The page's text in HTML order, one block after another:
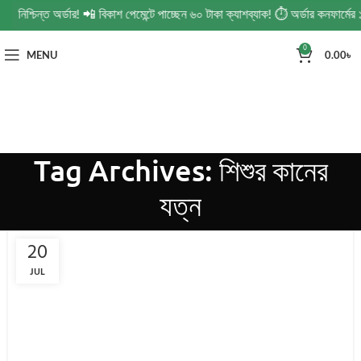
নিশ্চিন্ত অর্ডার! 📲 বিকাশ পেমেন্টে পাচ্ছেন ৬০ টাকা ক্যাশব্যাক! ⏱️ অর্ডার
MENU 0 0.00৳
Tag Archives: শিশুর কানের
যত্ন
20
JUL